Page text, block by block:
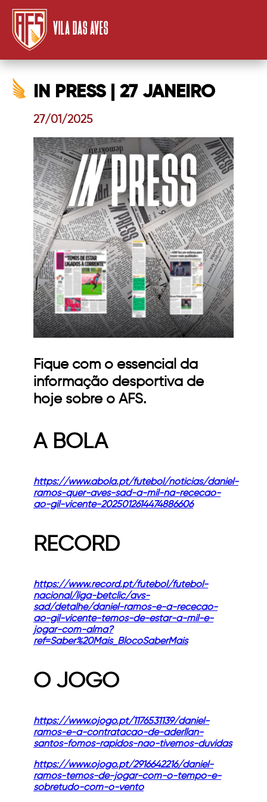
VILA DAS AVES
IN PRESS | 27 JANEIRO
27/01/2025
Fique com o essencial da
informação desportiva de
hoje sobre o AFS.
A BOLA
https://www.abola.pt/futebol/noticias/daniel-
ramos-quer-aves-sad-a-mil-na-rececao-
ao-gil-vicente-2025012614474886606
RECORD
https://www.record.pt/futebol/futebol-
nacional/liga-betclic/avs-
sad/detalhe/daniel-ramos-e-a-rececao-
ao-gil-vicente-temos-de-estar-a-mil-e-
jogar-com-alma?
ref=Saber%20Mais_BlocoSaberMais
O JOGO
https://www.ojogo.pt/1176531139/daniel-
ramos-e-a-contratacao-de-aderllan-
santos-fomos-rapidos-nao-tivemos-duvidas
https://www.ojogo.pt/2916642216/daniel-
ramos-temos-de-jogar-com-o-tempo-e-
sobretudo-com-o-vento